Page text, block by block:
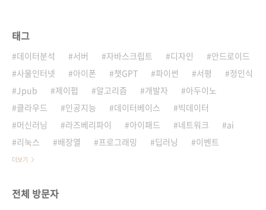
태그
데이터분석 서버 자바스크립트 디자인
안드로이드
사물인터넷
아이폰 챗GPT 파이썬 서평
정인식
Jpub
제이펍 알고리즘 개발자
아두이노
클라우드
인공지능 데이터베이스
빅데이터
머신러닝
라즈베리파이 아이패드 네트워크
ai
리눅스
배장열 프로그래밍 딥러닝 이벤트
더보기
전체 방문자